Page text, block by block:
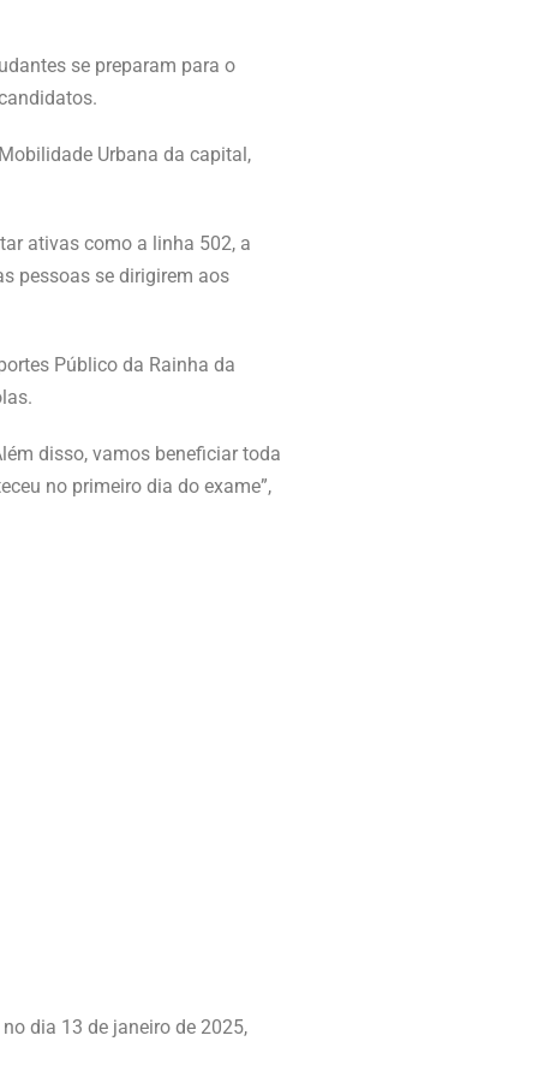
se preparam para o
Urbana da capital,
ativas como a linha 502, a
pessoas se dirigirem aos
Público da Rainha da
disso, vamos beneficiar toda
no primeiro dia do exame”,
dia 13 de janeiro de 2025,